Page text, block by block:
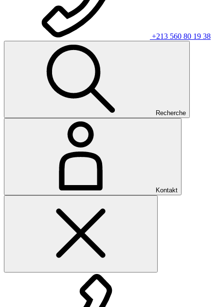
+213 560 80 19 38
Recherche
Kontakt